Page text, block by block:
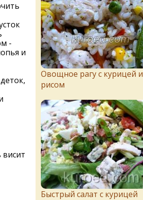
-
и
висит
Овощное рагу с курицей и
рисом
Быстрый салат с курицей